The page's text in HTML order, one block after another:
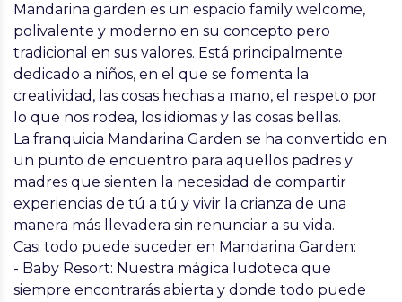
Mandarina garden es un espacio family welcome,
polivalente y moderno en su concepto pero
tradicional en sus valores. Está principalmente
dedicado a niños, en el que se fomenta la
creatividad, las cosas hechas a mano, el respeto por
lo que nos rodea, los idiomas y las cosas bellas.
La franquicia Mandarina Garden se ha convertido en
un punto de encuentro para aquellos padres y
madres que sienten la necesidad de compartir
experiencias de tú a tú y vivir la crianza de una
manera más llevadera sin renunciar a su vida.
Casi todo puede suceder en Mandarina Garden:
- Baby Resort: Nuestra mágica ludoteca que
siempre encontrarás abierta y donde todo puede